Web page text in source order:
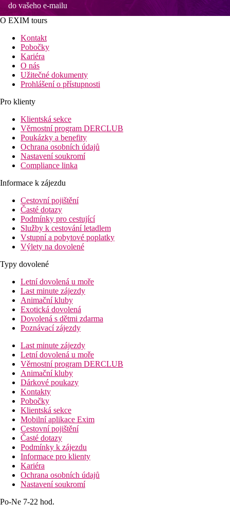
do vašeho e-mailu
O EXIM tours
Kontakt
Pobočky
Kariéra
O nás
Užitečné dokumenty
Prohlášení o přístupnosti
Pro klienty
Klientská sekce
Věrnostní program DERCLUB
Poukázky a benefity
Ochrana osobních údajů
Nastavení soukromí
Compliance linka
Informace k zájezdu
Cestovní pojištění
Časté dotazy
Podmínky pro cestující
Služby k cestování letadlem
Vstupní a pobytové poplatky
Výlety na dovolené
Typy dovolené
Letní dovolená u moře
Last minute zájezdy
Animační kluby
Exotická dovolená
Dovolená s dětmi zdarma
Poznávací zájezdy
Last minute zájezdy
Letní dovolená u moře
Věrnostní program DERCLUB
Animační kluby
Dárkové poukazy
Kontakty
Pobočky
Klientská sekce
Mobilní aplikace Exim
Cestovní pojištění
Časté dotazy
Podmínky k zájezdu
Informace pro klienty
Kariéra
Ochrana osobních údajů
Nastavení soukromí
Po-Ne 7-22 hod.